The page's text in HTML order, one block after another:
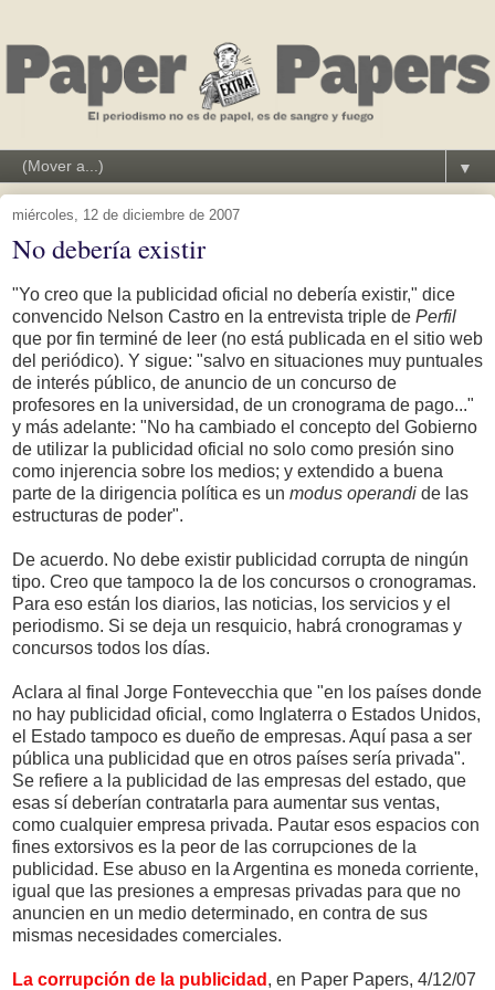
▼
miércoles, 12 de diciembre de 2007
No debería existir
"Yo creo que la publicidad oficial no debería existir," dice
convencido Nelson Castro en la entrevista triple de Perfil
que por fin terminé de leer (no está publicada en el sitio web
del periódico). Y sigue: "salvo en situaciones muy puntuales
de interés público, de anuncio de un concurso de
profesores en la universidad, de un cronograma de pago..."
y más adelante: "No ha cambiado el concepto del Gobierno
de utilizar la publicidad oficial no solo como presión sino
como injerencia sobre los medios; y extendido a buena
parte de la dirigencia política es un modus operandi de las
estructuras de poder".
De acuerdo. No debe existir publicidad corrupta de ningún
tipo. Creo que tampoco la de los concursos o cronogramas.
Para eso están los diarios, las noticias, los servicios y el
periodismo. Si se deja un resquicio, habrá cronogramas y
concursos todos los días.
Aclara al final Jorge Fontevecchia que "en los países donde
no hay publicidad oficial, como Inglaterra o Estados Unidos,
el Estado tampoco es dueño de empresas. Aquí pasa a ser
pública una publicidad que en otros países sería privada".
Se refiere a la publicidad de las empresas del estado, que
esas sí deberían contratarla para aumentar sus ventas,
como cualquier empresa privada. Pautar esos espacios con
fines extorsivos es la peor de las corrupciones de la
publicidad. Ese abuso en la Argentina es moneda corriente,
igual que las presiones a empresas privadas para que no
anuncien en un medio determinado, en contra de sus
mismas necesidades comerciales.
La corrupción de la publicidad , en Paper Papers, 4/12/07